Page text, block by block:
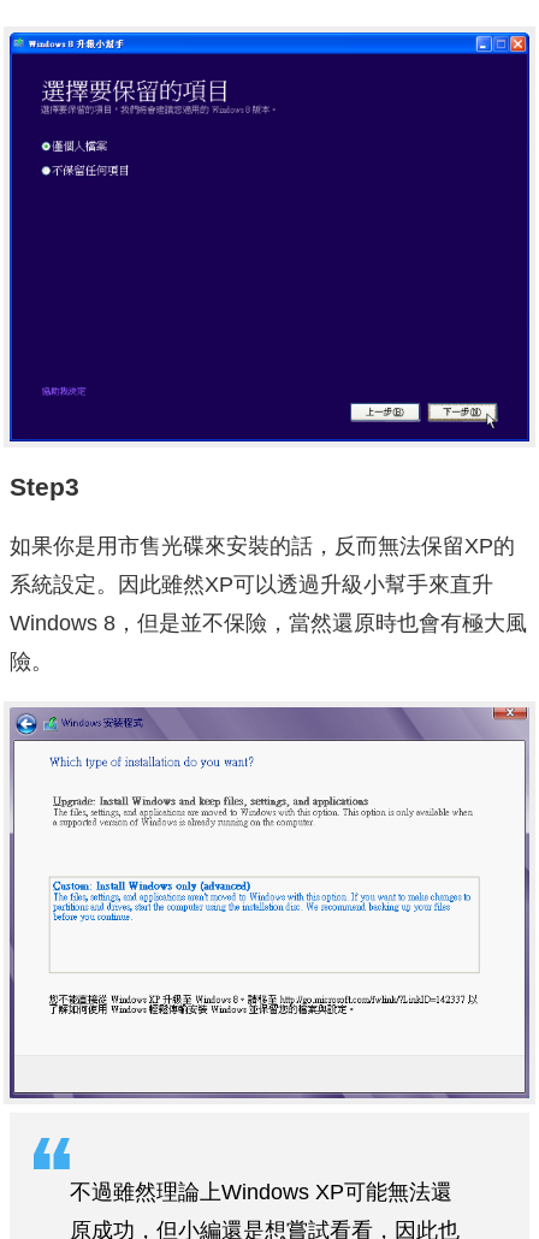
Step3
如果你是用市售光碟來安裝的話，反而無法保留XP的
系統設定。因此雖然XP可以透過升級小幫手來直升
Windows 8，但是並不保險，當然還原時也會有極大風
險。
不過雖然理論上Windows XP可能無法還
原成功，但小編還是想嘗試看看，因此也